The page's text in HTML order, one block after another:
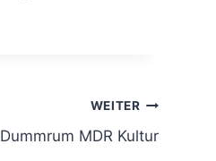
WEITER
Dummrum MDR Kultur